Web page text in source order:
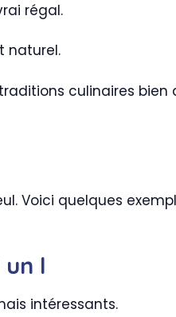
régal.
naturel.
culinaires bien
Voici quelques
I
intéressants.